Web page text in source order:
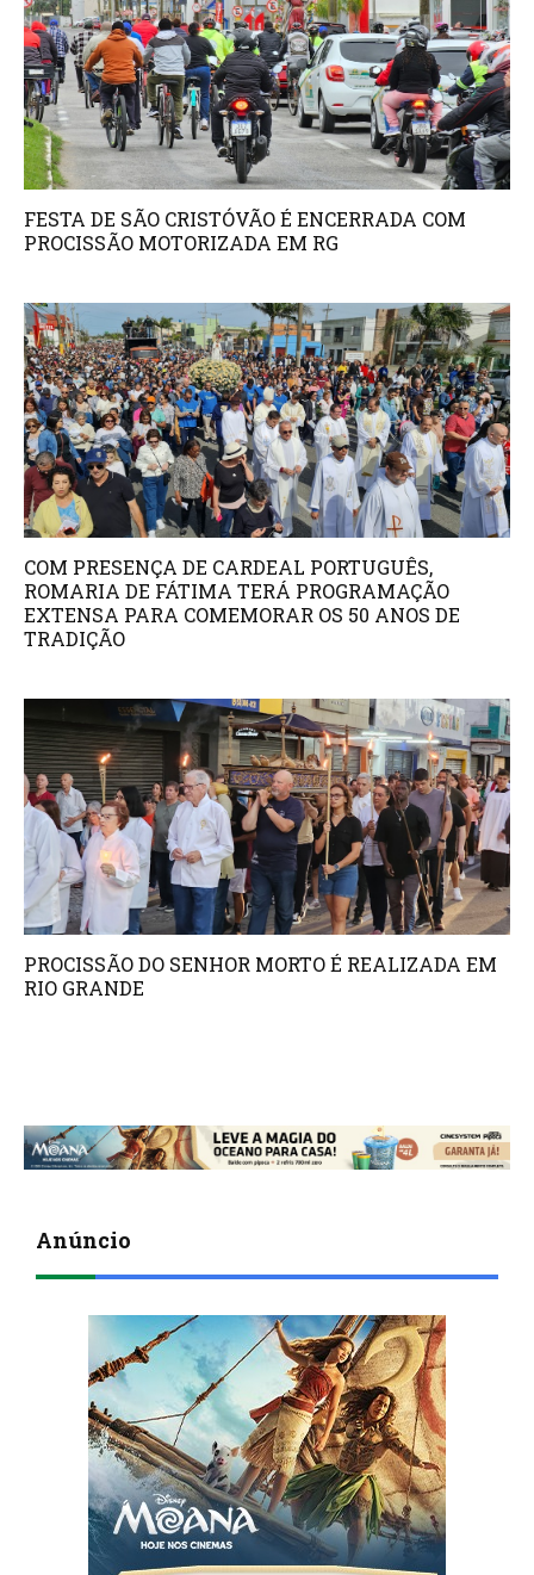
FESTA DE SÃO CRISTÓVÃO É ENCERRADA COM
PROCISSÃO MOTORIZADA EM RG
COM PRESENÇA DE CARDEAL PORTUGUÊS,
ROMARIA DE FÁTIMA TERÁ PROGRAMAÇÃO
EXTENSA PARA COMEMORAR OS 50 ANOS DE
TRADIÇÃO
PROCISSÃO DO SENHOR MORTO É REALIZADA EM
RIO GRANDE
Anúncio